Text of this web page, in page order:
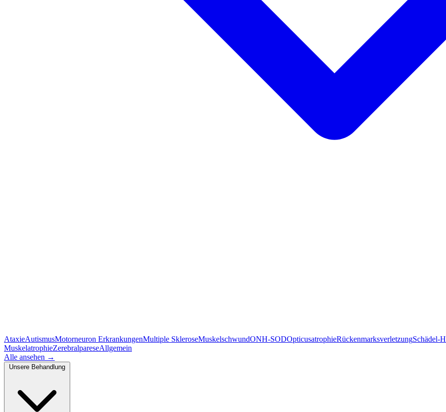
AtaxieAutismusMotorneuron ErkrankungenMultiple SkleroseMuskelschwundONH-SODOpticusatrophieRückenmarksverletzungSchädel-
MuskelatrophieZerebralpareseAllgemein
Alle ansehen →